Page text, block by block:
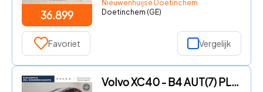
36.899
Nieuwenhuijse Doetinchem
Doetinchem (GE)
Favoriet Vergelijk
Volvo XC40 - B4 AUT(7) PLUS DARK TREKHAAK STOELVERWARMING NAVI ACC BLIS